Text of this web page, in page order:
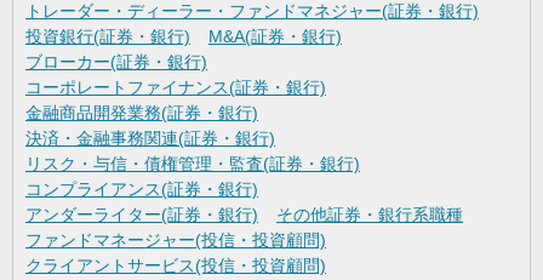
トレーダー・ディーラー・ファンドマネジャー(証券・銀行)
投資銀行(証券・銀行)
M&A(証券・銀行)
ブローカー(証券・銀行)
コーポレートファイナンス(証券・銀行)
金融商品開発業務(証券・銀行)
決済・金融事務関連(証券・銀行)
リスク・与信・債権管理・監査(証券・銀行)
コンプライアンス(証券・銀行)
アンダーライター(証券・銀行)
その他証券・銀行系職種
ファンドマネージャー(投信・投資顧問)
クライアントサービス(投信・投資顧問)